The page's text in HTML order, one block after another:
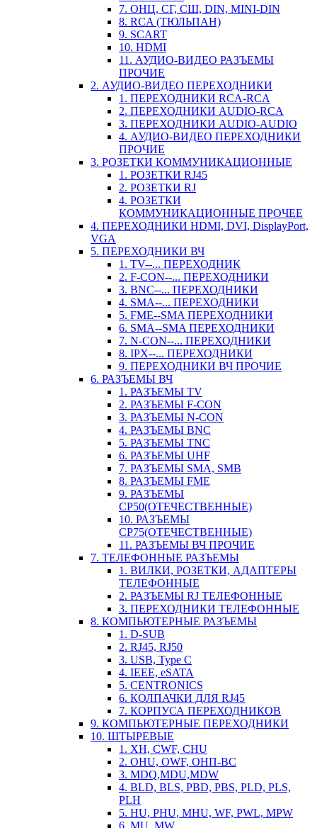
7. ОНЦ, СГ, СШ, DIN, MINI-DIN
8. RCA (ТЮЛЬПАН)
9. SCART
10. HDMI
11. АУДИО-ВИДЕО РАЗЪЕМЫ
ПРОЧИЕ
2. АУДИО-ВИДЕО ПЕРЕХОДНИКИ
1. ПЕРЕХОДНИКИ RCA-RCA
2. ПЕРЕХОДНИКИ AUDIO-RCA
3. ПЕРЕХОДНИКИ AUDIO-AUDIO
4. АУДИО-ВИДЕО ПЕРЕХОДНИКИ
ПРОЧИЕ
3. РОЗЕТКИ КОММУНИКАЦИОННЫЕ
1. РОЗЕТКИ RJ45
2. РОЗЕТКИ RJ
4. РОЗЕТКИ
КОММУНИКАЦИОННЫЕ ПРОЧЕЕ
4. ПЕРЕХОДНИКИ HDMI, DVI, DisplayPort,
VGA
5. ПЕРЕХОДНИКИ ВЧ
1. TV--... ПЕРЕХОДНИК
2. F-CON--... ПЕРЕХОДНИКИ
3. BNC--... ПЕРЕХОДНИКИ
4. SMA--... ПЕРЕХОДНИКИ
5. FME--SMA ПЕРЕХОДНИКИ
6. SMA--SMA ПЕРЕХОДНИКИ
7. N-CON--... ПЕРЕХОДНИКИ
8. IPX--... ПЕРЕХОДНИКИ
9. ПЕРЕХОДНИКИ ВЧ ПРОЧИЕ
6. РАЗЪЕМЫ ВЧ
1. РАЗЪЕМЫ TV
2. РАЗЪЕМЫ F-CON
3. РАЗЪЕМЫ N-CON
4. РАЗЪЕМЫ BNC
5. РАЗЪЕМЫ TNC
6. РАЗЪЕМЫ UHF
7. РАЗЪЕМЫ SMA, SMB
8. РАЗЪЕМЫ FME
9. РАЗЪЕМЫ
СР50(ОТЕЧЕСТВЕННЫЕ)
10. РАЗЪЕМЫ
СР75(ОТЕЧЕСТВЕННЫЕ)
11. РАЗЪЕМЫ ВЧ ПРОЧИЕ
7. ТЕЛЕФОННЫЕ РАЗЪЕМЫ
1. ВИЛКИ, РОЗЕТКИ, АДАПТЕРЫ
ТЕЛЕФОННЫЕ
2. РАЗЪЕМЫ RJ ТЕЛЕФОННЫЕ
3. ПЕРЕХОДНИКИ ТЕЛЕФОННЫЕ
8. КОМПЬЮТЕРНЫЕ РАЗЪЕМЫ
1. D-SUB
2. RJ45, RJ50
3. USB, Type C
4. IEEE, eSATA
5. CENTRONICS
6. КОЛПАЧКИ ДЛЯ RJ45
7. КОРПУСА ПЕРЕХОДНИКОВ
9. КОМПЬЮТЕРНЫЕ ПЕРЕХОДНИКИ
10. ШТЫРЕВЫЕ
1. XH, CWF, CHU
2. OHU, OWF, ОНП-ВС
3. MDQ,MDU,MDW
4. BLD, BLS, PBD, PBS, PLD, PLS,
PLH
5. HU, PHU, MHU, WF, PWL, MPW
6. MU, MW